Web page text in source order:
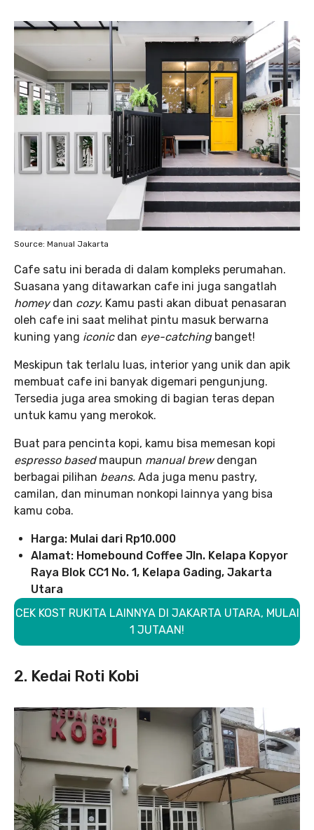
Source: Manual Jakarta
Cafe satu ini berada di dalam kompleks perumahan.
Suasana yang ditawarkan cafe ini juga sangatlah
homeydan cozy. Kamu pasti akan dibuat penasaran
oleh cafe ini saat melihat pintu masuk berwarna
kuning yang iconic dan eye-catching banget!
Meskipun tak terlalu luas, interior yang unik dan apik
membuat cafe ini banyak digemari pengunjung.
Tersedia juga area smoking di bagian teras depan
untuk kamu yang merokok.
Buat para pencinta kopi, kamu bisa memesan kopi
espresso based maupun manual brew dengan
berbagai pilihan beans. Ada juga menu pastry,
camilan, dan minuman nonkopi lainnya yang bisa
kamu coba.
Harga: Mulai dari Rp10.000
Alamat: Homebound Coffee Jln. Kelapa Kopyor
Raya Blok CC1 No. 1, Kelapa Gading, Jakarta
Utara
CEK KOST RUKITA LAINNYA DI JAKARTA UTARA, MULAI
1 JUTAAN!
2. Kedai Roti Kobi